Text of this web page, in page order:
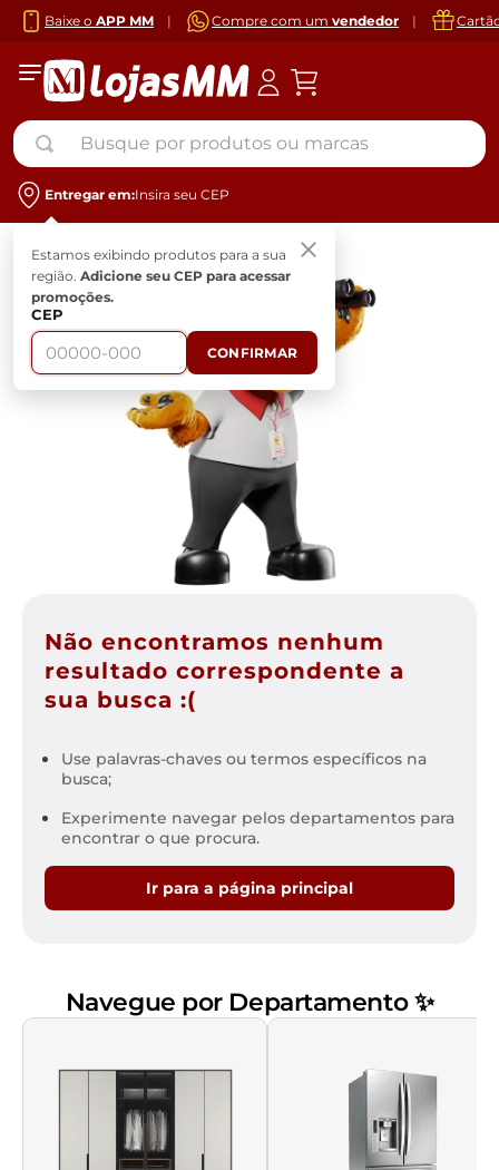
Baixe o APP MM | Compre com um vendedor |
Busque por produtos ou marcas
Entregar em:Insira seu CEP
Estamos exibindo produtos para a sua
região. Adicione seu CEP para acessar
promoções.
CEP
CONFIRMAR
Não encontramos nenhum
resultado correspondente a
sua busca :(
Use palavras-chaves ou termos específicos na
busca;
Experimente navegar pelos departamentos para
encontrar o que procura.
Ir para a página principal
Navegue por Departamento ✨